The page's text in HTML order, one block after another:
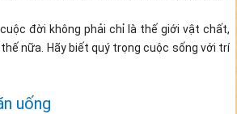
đời không phải chỉ là thế giới vật chất,
nữa. Hãy biết quý trọng cuộc sống với trí
uống